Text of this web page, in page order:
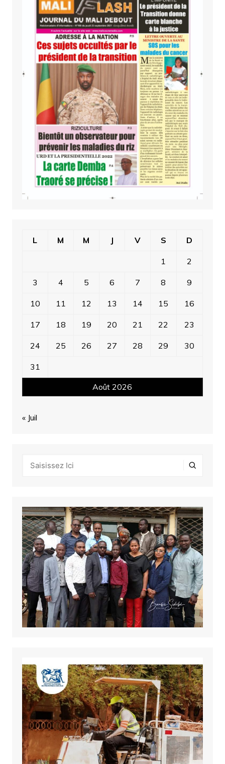
Août 2026
L M M J V S D
1 2
3 4 5 6 7 8 9
10 11 12 13 14 15 16
17 18 19 20 21 22 23
24 25 26 27 28 29 30
31
« Juil